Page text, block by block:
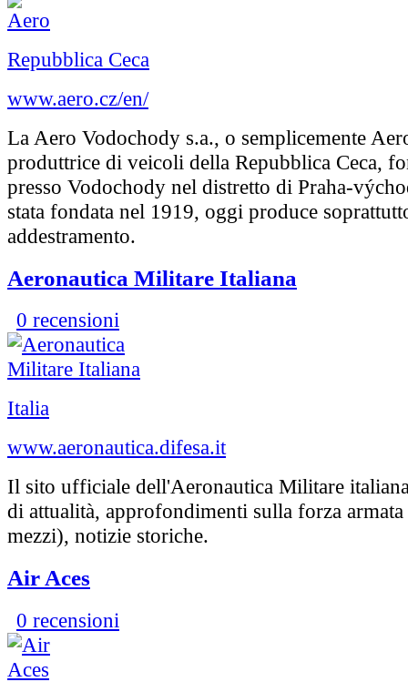
Repubblica Ceca
www.aero.cz/en/
La Aero Vodochody s.a., o semplicemente
produttrice di veicoli della Repubblica Ceca,
presso Vodochody nel distretto di Praha-
stata fondata nel 1919, oggi produce
addestramento.
Aeronautica Militare Italiana
0 recensioni
Italia
www.aeronautica.difesa.it
Il sito ufficiale dell'Aeronautica Militare
di attualità, approfondimenti sulla forza
mezzi), notizie storiche.
Air Aces
0 recensioni